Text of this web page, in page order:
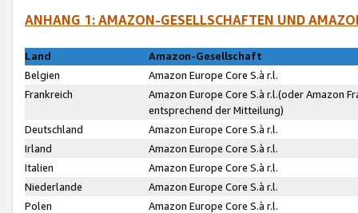
ANHANG 1: AMAZON-GESELLSCHAFTEN UND
Land
Amazon-Gesellschaft
Belgien
Amazon Europe Core S.à r.l.
Frankreich
Amazon Europe Core S.à r.l.(oder Amazon
entsprechend der Mitteilung)
Deutschland
Amazon Europe Core S.à r.l.
Irland
Amazon Europe Core S.à r.l.
Italien
Amazon Europe Core S.à r.l.
Niederlande
Amazon Europe Core S.à r.l.
Polen
Amazon Europe Core S.à r.l.